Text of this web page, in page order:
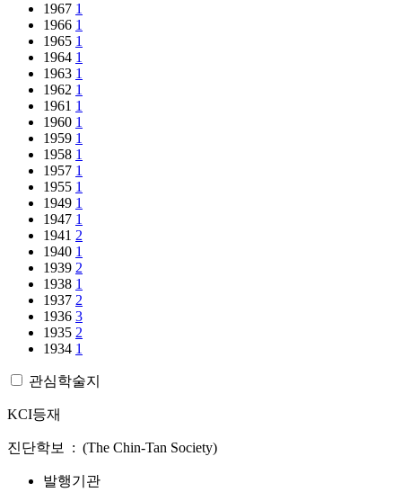
1967 1
1966 1
1965 1
1964 1
1963 1
1962 1
1961 1
1960 1
1959 1
1958 1
1957 1
1955 1
1949 1
1947 1
1941 2
1940 1
1939 2
1938 1
1937 2
1936 3
1935 2
1934 1
관심학술지
KCI등재
진단학보 : (The Chin-Tan Society)
발행기관